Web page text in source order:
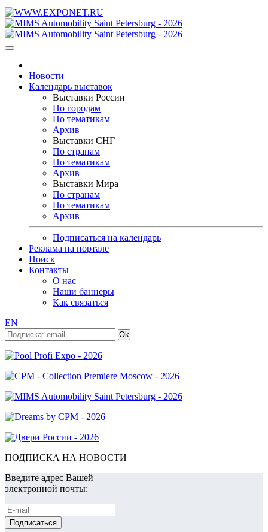
Новости
Календарь выставок
Выставки России
По городам
По тематикам
Архив
Выставки СНГ
По странам
По тематикам
Архив
Выставки Мира
По странам
По тематикам
Архив
Подписаться на календарь
Реклама на портале
Поиск
Контакты
О нас
Наши баннеры
Как связаться
EN
ПОДПИСКА НА НОВОСТИ
Введите адрес Вашей
электронной почты: